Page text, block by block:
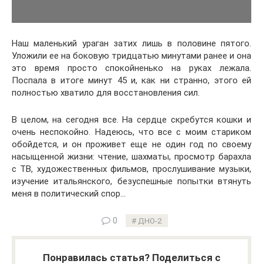
Наш маленький ураган затих лишь в половине пятого.
Уложили ее на боковую тридцатью минутами ранее и она
это время просто спокойненько на руках лежала.
Поспала в итоге минут 45 и, как ни странно, этого ей
полностью хватило для восстановления сил.
В целом, на сегодня все. На сердце скребутся кошки и
очень неспокойно. Надеюсь, что все с моим стариком
обойдется, и он проживет еще не один год по своему
насыщенной жизни: чтение, шахматы, просмотр барахла
с ТВ, художественных фильмов, прослушивание музыки,
изучение итальянского, безуспешные попытки втянуть
меня в политический спор…
0 ДНО-2
Понравилась статья? Поделиться с